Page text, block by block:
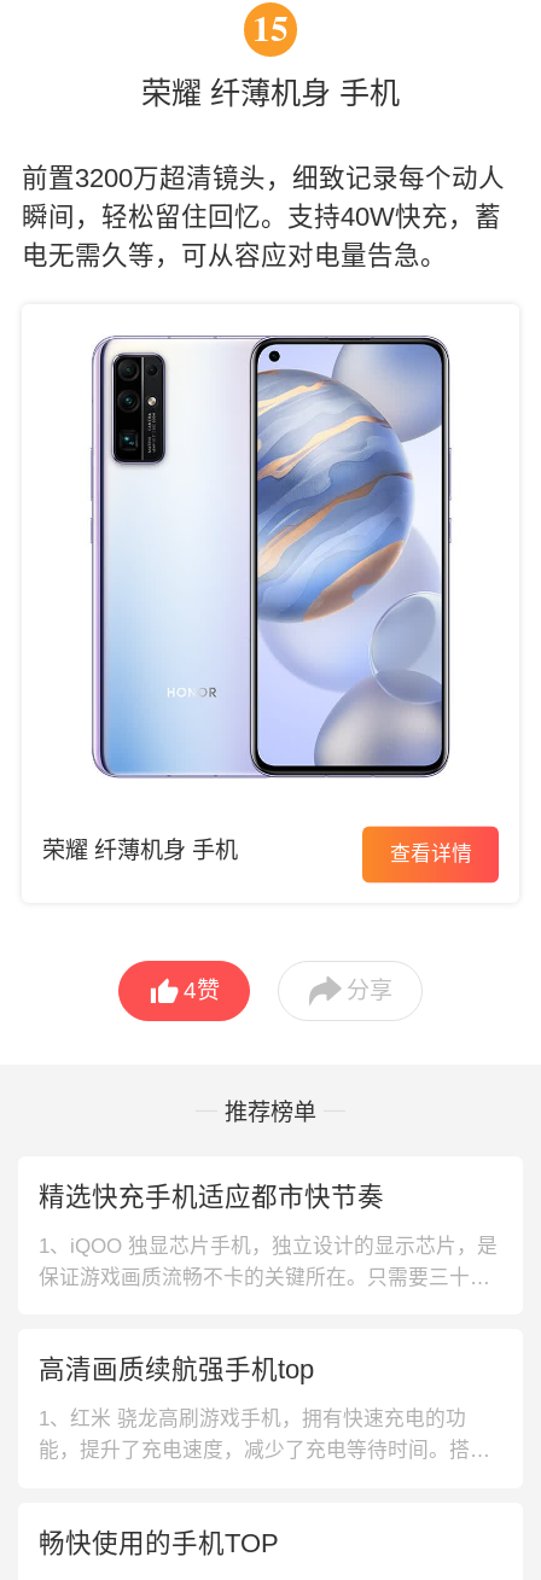
15
荣耀 纤薄机身 手机
前置3200万超清镜头，细致记录每个动人
瞬间，轻松留住回忆。支持40W快充，蓄
电无需久等，可从容应对电量告急。
荣耀 纤薄机身 手机 查看详情
4赞  分享
推荐榜单
精选快充手机适应都市快节奏
1、iQOO 独显芯片手机，独立设计的显示芯片，是
保证游戏画质流畅不卡的关键所在。只需要三十分
集中快速地给手机降温，避免过热。支持55W的快
充设计，让充电不再费时费力。3、iQOO 高通骁龙
手机，骁龙芯片本
高清画质续航强手机top
1、红米 骁龙高刷游戏手机，拥有快速充电的功
能，提升了充电速度，减少了充电等待时间。搭载
5G网络模式，网速更快，上网的时候不担心卡顿。
畅快使用的手机TOP